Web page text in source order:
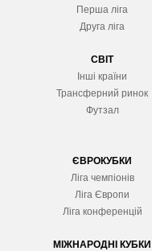
Перша ліга
Друга ліга
СВІТ
Інші країни
Трансферний ринок
Футзал
ЄВРОКУБКИ
Ліга чемпіонів
Ліга Європи
Ліга конференцій
МІЖНАРОДНІ КУБКИ